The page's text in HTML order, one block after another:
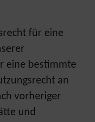
für eine
eine bestimmte
an
vorheriger
und